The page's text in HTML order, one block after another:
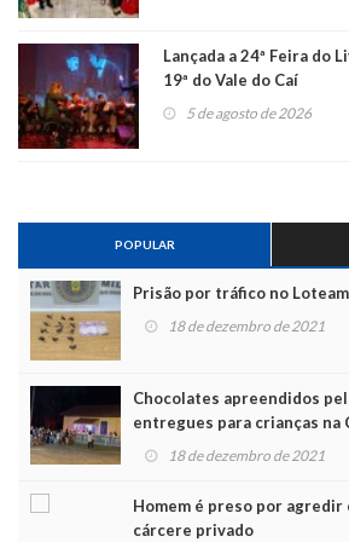
Lançada a 24ª Feira do
19ª do Vale do Caí
5 de agosto de 2026
POPULAR
Prisão por tráfico no
18 de dezembro de 2021
Chocolates apreendidos
entregues para crianças na
Noel
18 de dezembro de 2021
Homem é preso por
cárcere privado